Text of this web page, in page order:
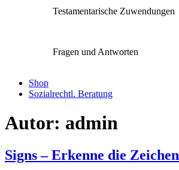
Testamentarische Zuwendungen
Fragen und Antworten
Shop
Sozialrechtl. Beratung
Autor: admin
Signs – Erkenne die Zeichen